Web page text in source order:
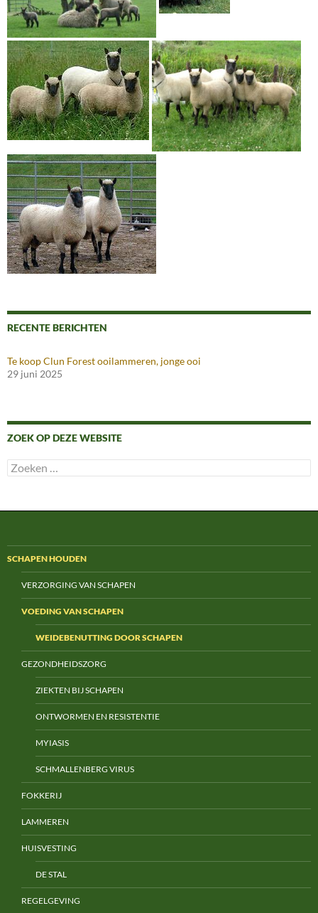
RECENTE BERICHTEN
Te koop Clun Forest ooilammeren, jonge ooi
29 juni 2025
ZOEK OP DEZE WEBSITE
Zoeken
naar:
SCHAPEN HOUDEN
VERZORGING VAN SCHAPEN
VOEDING VAN SCHAPEN
WEIDEBENUTTING DOOR SCHAPEN
GEZONDHEIDSZORG
ZIEKTEN BIJ SCHAPEN
ONTWORMEN EN RESISTENTIE
MYIASIS
SCHMALLENBERG VIRUS
FOKKERIJ
LAMMEREN
HUISVESTING
DE STAL
REGELGEVING